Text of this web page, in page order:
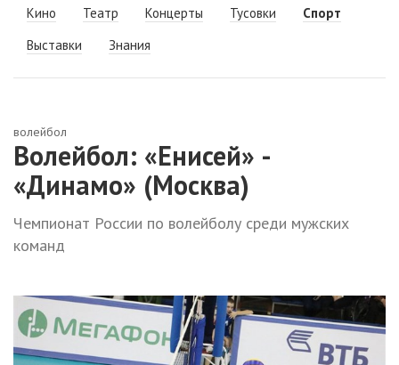
Кино
Театр Концерты Тусовки
Спорт
Выставки
Знания
волейбол
Волейбол: «Енисей» -
«Динамо» (Москва)
Чемпионат России по волейболу среди мужских
команд